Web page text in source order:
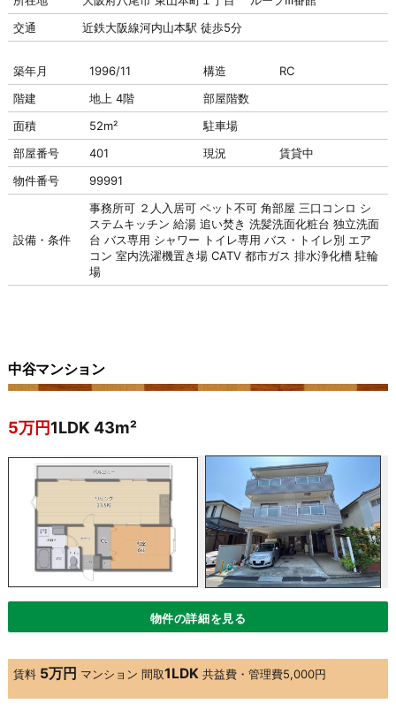
交通
近鉄大阪線河内山本駅 徒歩5分
築年月 1996/11 構造
RC
階建
地上 4階
部屋階数
面積
52m²
駐車場
部屋番号
401 現況
賃貸中
物件番号
99991
設備・条件
事務所可 ２人入居可 ペット不可 角部屋 三口コンロ シ
ステムキッチン 給湯 追い焚き 洗髪洗面化粧台 独立洗面
台 バス専用 シャワー トイレ専用 バス・トイレ別 エア
コン 室内洗濯機置き場 CATV 都市ガス 排水浄化槽 駐輪
場
中谷マンション
5万円1LDK 43m²
物件の詳細を見る
賃料 5万円 マンション 間取1LDK 共益費・管理費5,000円